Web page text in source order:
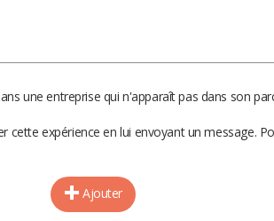
une entreprise qui n'apparaît pas dans son
cette expérience en lui envoyant un message.
Ajouter